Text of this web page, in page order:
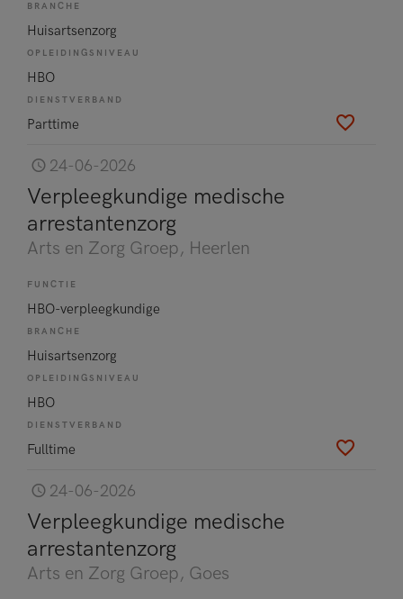
BRANCHE
Huisartsenzorg
OPLEIDINGSNIVEAU
HBO
DIENSTVERBAND
Parttime
24-06-2026
Verpleegkundige medische
arrestantenzorg
Arts en Zorg Groep, Heerlen
FUNCTIE
HBO-verpleegkundige
BRANCHE
Huisartsenzorg
OPLEIDINGSNIVEAU
HBO
DIENSTVERBAND
Fulltime
24-06-2026
Verpleegkundige medische
arrestantenzorg
Arts en Zorg Groep, Goes